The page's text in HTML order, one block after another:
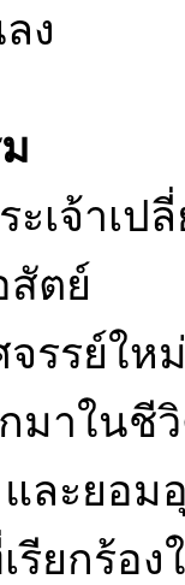
ง
ะเจ้าเ
สัตย์ เ
รย์ใหม่
มาใน
ละยอม
ยกร้อง